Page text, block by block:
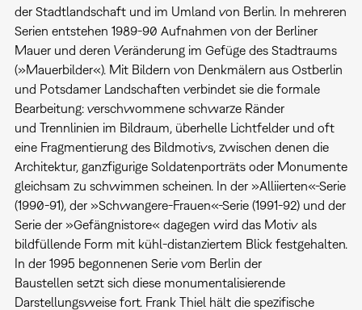
der Stadtlandschaft und im Umland von Berlin. In mehreren
Serien entstehen 1989-90 Aufnahmen von der Berliner
Mauer und deren Veränderung im Gefüge des Stadtraums
(»Mauerbilder«). Mit Bildern von Denkmälern aus Ostberlin
und Potsdamer Landschaften verbindet sie die formale
Bearbeitung: verschwommene schwarze Ränder
und Trennlinien im Bildraum, überhelle Lichtfelder und oft
eine Fragmentierung des Bildmotivs, zwischen denen die
Architektur, ganzfigurige Soldatenporträts oder Monumente
gleichsam zu schwimmen scheinen. In der »Alliierten«-Serie
(1990-91), der »Schwangere-Frauen«-Serie (1991-92) und der
Serie der »Gefängnistore« dagegen wird das Motiv als
bildfüllende Form mit kühl-distanziertem Blick festgehalten.
In der 1995 begonnenen Serie vom Berlin der
Baustellen setzt sich diese monumentalisierende
Darstellungsweise fort. Frank Thiel hält die spezifische